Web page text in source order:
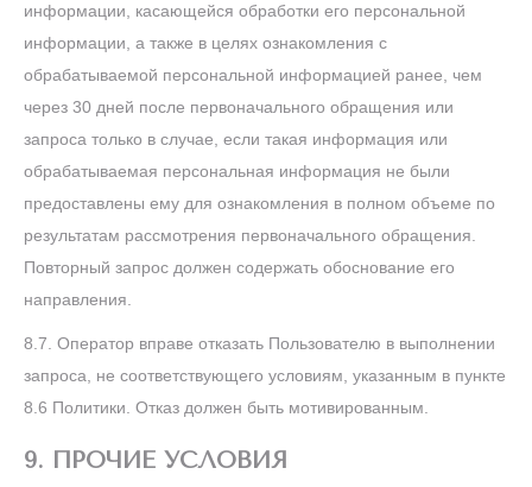
информации, касающейся обработки его персональной
информации, а также в целях ознакомления с
обрабатываемой персональной информацией ранее, чем
через 30 дней после первоначального обращения или
запроса только в случае, если такая информация или
обрабатываемая персональная информация не были
предоставлены ему для ознакомления в полном объеме по
результатам рассмотрения первоначального обращения.
Повторный запрос должен содержать обоснование его
направления.
8.7. Оператор вправе отказать Пользователю в выполнении
запроса, не соответствующего условиям, указанным в пункте
8.6 Политики. Отказ должен быть мотивированным.
9. ПРОЧИЕ УСЛОВИЯ